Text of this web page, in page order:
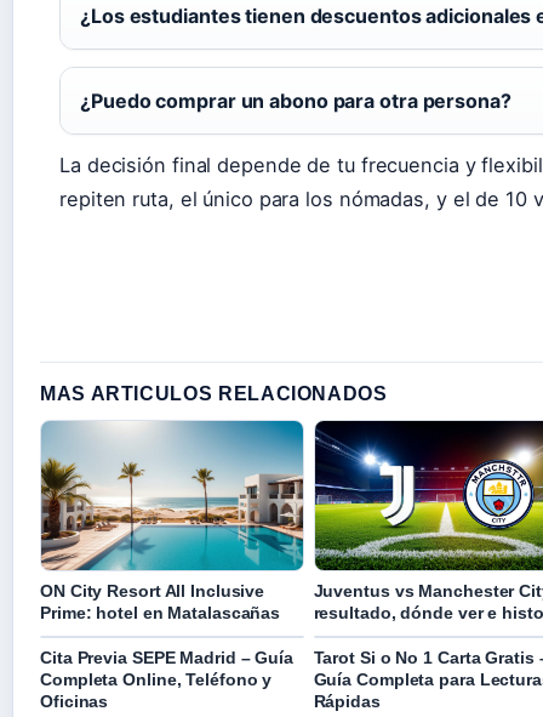
¿Los estudiantes tienen descuentos adicionales
¿Puedo comprar un abono para otra persona?
La decisión final depende de tu frecuencia y
repiten ruta, el único para los nómadas, y el de 10
MAS ARTICULOS RELACIONADOS
ON City Resort All Inclusive
Prime: hotel en Matalascañas
Juventus vs Manchester
resultado, dónde ver e
Cita Previa SEPE Madrid – Guía
Completa Online, Teléfono y
Oficinas
Tarot Si o No 1 Carta Gratis
Guía Completa para
Rápidas